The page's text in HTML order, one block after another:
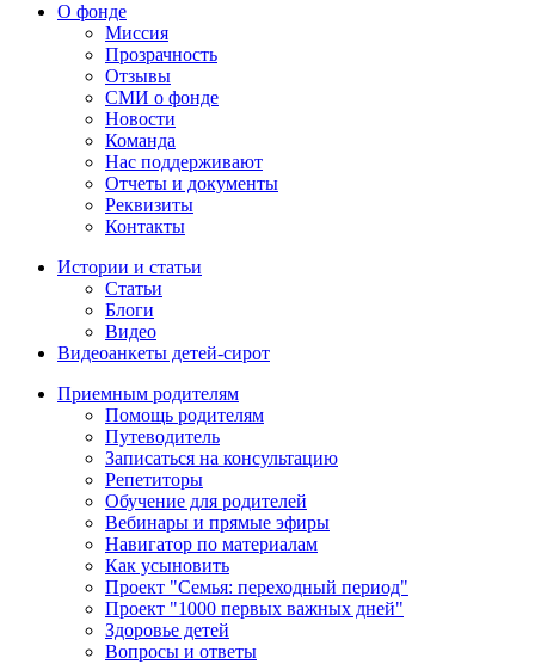
О фонде
Миссия
Прозрачность
Отзывы
СМИ о фонде
Новости
Команда
Нас поддерживают
Отчеты и документы
Реквизиты
Контакты
Истории и статьи
Статьи
Блоги
Видео
Видеоанкеты детей-сирот
Приемным родителям
Помощь родителям
Путеводитель
Записаться на консультацию
Репетиторы
Обучение для родителей
Вебинары и прямые эфиры
Навигатор по материалам
Как усыновить
Проект "Семья: переходный период"
Проект "1000 первых важных дней"
Здоровье детей
Вопросы и ответы